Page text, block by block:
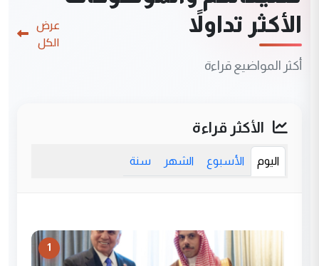
الأكثر تداولاً
أكثر المواضيع قراءة
عرض
الكل
الأكثر قراءة
اليوم الأسبوع الشهر سنة
1